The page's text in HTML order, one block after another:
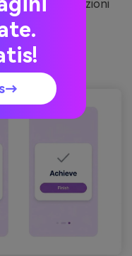
separare le sezioni
con